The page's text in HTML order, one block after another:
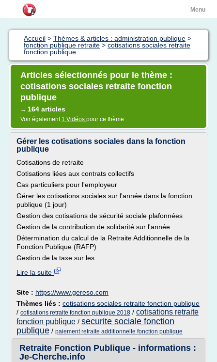
Menu
Accueil > Thèmes & articles : administration publique >
fonction publique retraite > cotisations sociales retraite
fonction publique
Articles sélectionnés pour le thème :
cotisations sociales retraite fonction
publique
→ 164 articles
Voir également 1 Vidéos pour ce thème
Gérer les cotisations sociales dans la fonction
publique
Cotisations de retraite
Cotisations liées aux contrats collectifs
Cas particuliers pour l'employeur
Gérer les cotisations sociales sur l'année dans la fonction
publique (1 jour)
Gestion des cotisations de sécurité sociale plafonnées
Gestion de la contribution de solidarité sur l'année
Détermination du calcul de la Retraite Additionnelle de la
Fonction Publique (RAFP)
Gestion de la taxe sur les...
Lire la suite
Site : https://www.gereso.com
Thèmes liés : cotisations sociales retraite fonction publique
/ cotisations retraite fonction publique 2018 / cotisations retraite
fonction publique / securite sociale fonction
publique / paiement retraite additionnelle fonction publique
Retraite Fonction Publique - informations :
Je-Cherche.info